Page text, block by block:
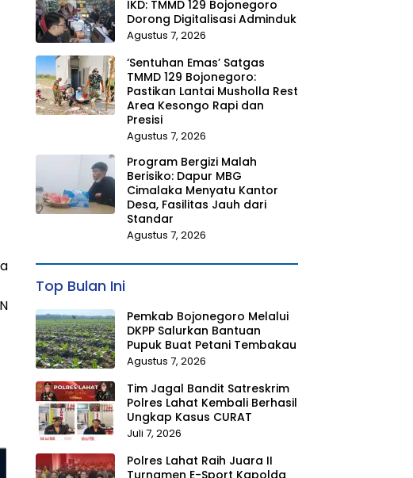
IKD: TMMD 129 Bojonegoro
Dorong Digitalisasi Adminduk
Agustus 7, 2026
‘Sentuhan Emas’ Satgas
TMMD 129 Bojonegoro:
Pastikan Lantai Musholla Rest
Area Kesongo Rapi dan
Presisi
Agustus 7, 2026
Program Bergizi Malah
Berisiko: Dapur MBG
Cimalaka Menyatu Kantor
Desa, Fasilitas Jauh dari
Standar
Agustus 7, 2026
Top Bulan Ini
Pemkab Bojonegoro Melalui
DKPP Salurkan Bantuan
Pupuk Buat Petani Tembakau
Agustus 7, 2026
Tim Jagal Bandit Satreskrim
Polres Lahat Kembali Berhasil
Ungkap Kasus CURAT
Juli 7, 2026
Polres Lahat Raih Juara II
Turnamen E-Sport Kapolda